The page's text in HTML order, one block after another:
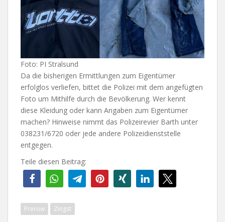
Foto: PI Stralsund
Da die bisherigen Ermittlungen zum Eigentümer
erfolglos verliefen, bittet die Polizei mit dem angefügten
Foto um Mithilfe durch die Bevölkerung. Wer kennt
diese Kleidung oder kann Angaben zum Eigentümer
machen? Hinweise nimmt das Polizeirevier Barth unter
038231/6720 oder jede andere Polizeidienststelle
entgegen.
Teile diesen Beitrag:
Prerow Zingst